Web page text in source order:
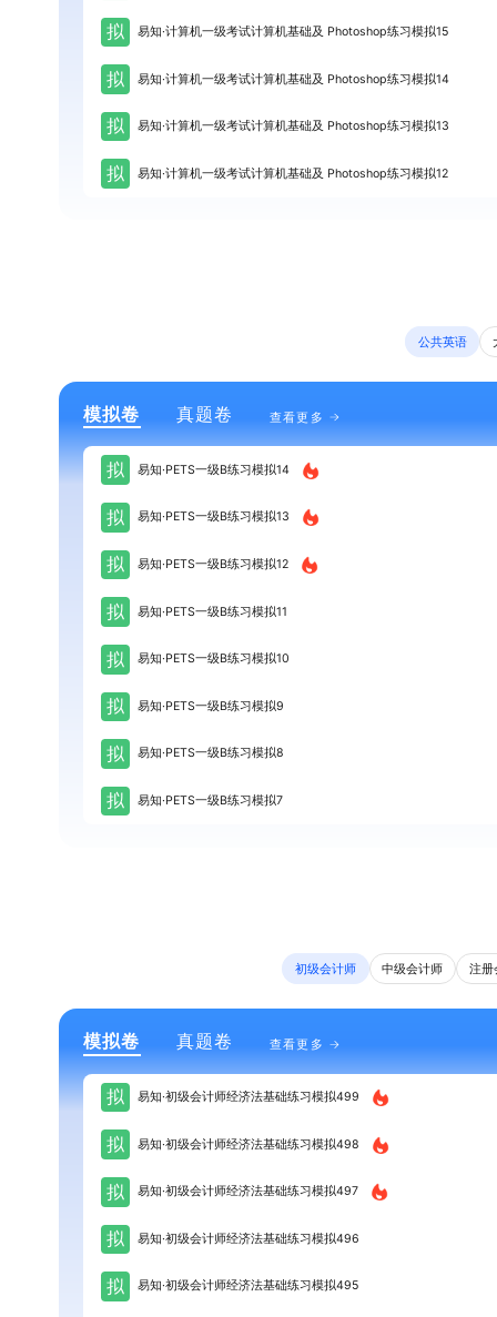
拟 易知·计算机一级考试计算机基础及 Photoshop练习模拟15
拟 易知·计算机一级考试计算机基础及 Photoshop练习模拟14
拟 易知·计算机一级考试计算机基础及 Photoshop练习模拟13
拟 易知·计算机一级考试计算机基础及 Photoshop练习模拟12
公共英语
模拟卷 真题卷 查看更多
拟 易知·PETS一级B练习模拟14
拟 易知·PETS一级B练习模拟13
拟 易知·PETS一级B练习模拟12
拟 易知·PETS一级B练习模拟11
拟 易知·PETS一级B练习模拟10
拟 易知·PETS一级B练习模拟9
拟 易知·PETS一级B练习模拟8
拟 易知·PETS一级B练习模拟7
初级会计师 中级会计师 注册
模拟卷 真题卷 查看更多
拟 易知·初级会计师经济法基础练习模拟499
拟 易知·初级会计师经济法基础练习模拟498
拟 易知·初级会计师经济法基础练习模拟497
拟 易知·初级会计师经济法基础练习模拟496
拟 易知·初级会计师经济法基础练习模拟495